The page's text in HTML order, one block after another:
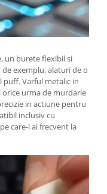
un burete flexibil si
exemplu, alaturi de o
puff. Varful metalic in
urma de murdarie
in actiune pentru
inclusiv cu
care-l ai frecvent la